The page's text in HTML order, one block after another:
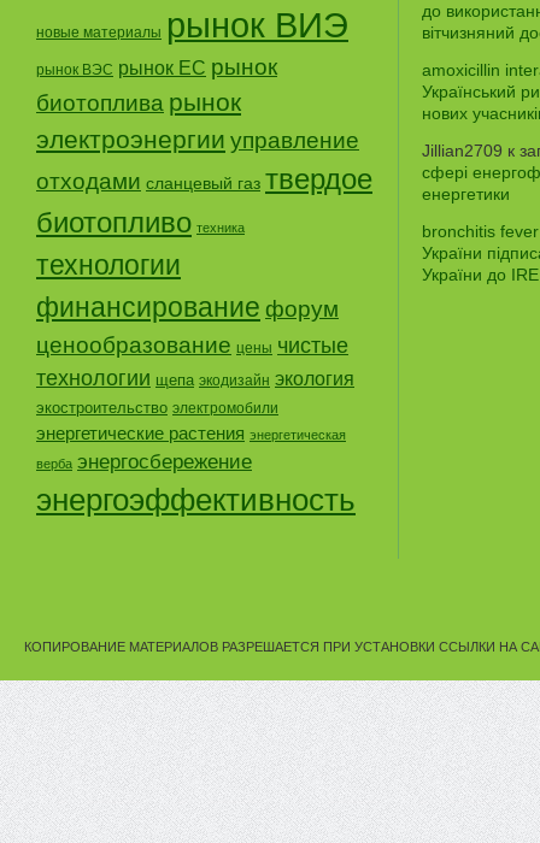
новые материалы рынок ВИЭ
рынок ВЭС рынок ЕС рынок
биотоплива рынок
электроэнергии управление
отходами сланцевый газ твердое
биотопливо техника
технологии
финансирование форум
ценообразование цены чистые
технологии щепа экодизайн экология
экостроительство электромобили
энергетические растения энергетическая
верба энергосбережение
энергоэффективность
до
вітчизняний
amoxicillin
Український
нових
Jillian2709 к
сфері
енергетики
bronchitis fever
України
України до
КОПИРОВАНИЕ МАТЕРИАЛОВ РАЗРЕШАЕТСЯ ПРИ УСТАНОВКИ ССЫЛКИ НА САЙТ